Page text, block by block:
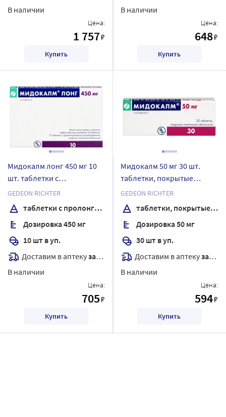
В наличии
Цена:
1 757₽
Купить
В наличии
Цена:
648₽
Купить
Мидокалм лонг 450 мг 10
шт. таблетки с
пролонгированным
высвобождением,
покрытые пленочной
оболочкой
GEDEON RICHTER
таблетки с пролонгированным высвобождением, покрытые пленочной оболочкой
Дозировка 450 мг
10 шт в уп.
Доставим в аптекузавтра
В наличии
Цена:
705₽
Купить
Мидокалм 50 мг 30 шт.
таблетки, покрытые
пленочной оболочкой
GEDEON RICHTER
таблетки, покрытые пленочной оболочкой
Дозировка 50 мг
30 шт в уп.
Доставим в аптекузавтра
В наличии
Цена:
594₽
Купить